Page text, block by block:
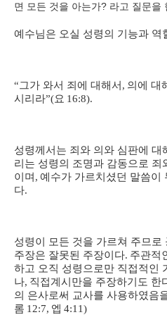
면 모든 것을 아는가? 라고 질문을
예수님은 오실 성령의 기능과
“그가 와서 죄에 대해서 , 의에 대
시리라”(요 16:8).
성령께서는 죄와 의와 심판에
리는 성령의 조명과 감동으로
이며 , 예수가 가르치셨던 말씀이
다.
성령이 모든 것을 가르쳐 주므
주장은 잘못된 주장이다. 주관적
하고 오직 성령으로만 직접적인
나, 직접계시만을 주장하기도 한
의 은사로써 교사를 사용하였음
롬 12:7, 엡 4:11)